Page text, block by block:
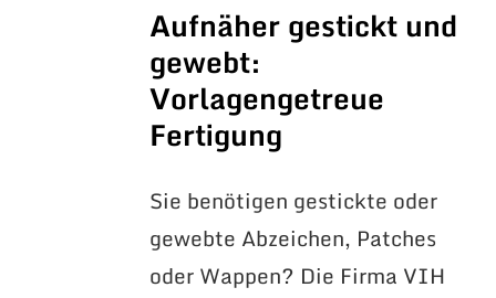
Aufnäher gestickt und
gewebt:
Vorlagengetreue
Fertigung
Sie benötigen gestickte oder
gewebte Abzeichen, Patches
oder Wappen? Die Firma VIH